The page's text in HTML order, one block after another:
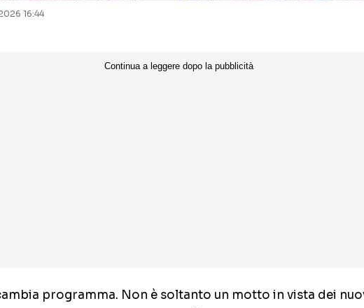
16:44
programma. Non è soltanto un motto in vista dei